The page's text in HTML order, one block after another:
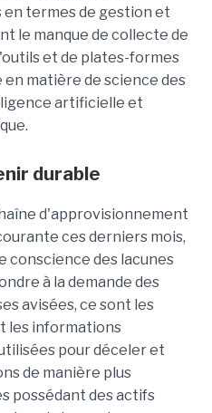
termes de gestion et
le manque de collecte de
et de plates-formes
matière de science des
artificielle et
durable
d'approvisionnement
ces derniers mois,
conscience des lacunes
à la demande des
avisées, ce sont les
les informations
pour déceler et
de manière plus
possédant des actifs